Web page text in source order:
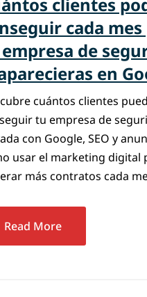
cada mes
de
en
cuántos clientes
tu empresa de
con Google, SEO y
usar el marketing digital
más contratos cada
Read More